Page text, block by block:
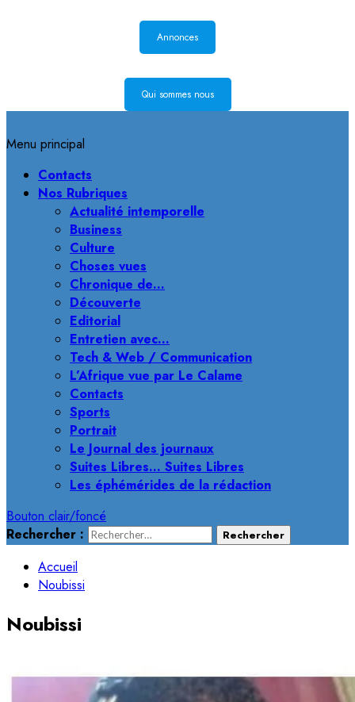
Annonces
Qui sommes nous
Menu principal
Contacts
Nos Rubriques
Actualité intemporelle
Business
Culture
Choses vues
Chronique de…
Découverte
Editorial
Entretien avec…
Tech & Web / Communication
L’Afrique vue par Le Calame
Contacts
Sports
Portrait
Le Journal des journaux
Suites Libres… Suites Libres
Les éphémérides de la rédaction
Bouton clair/foncé
Rechercher :
Accueil
Noubissi
Noubissi